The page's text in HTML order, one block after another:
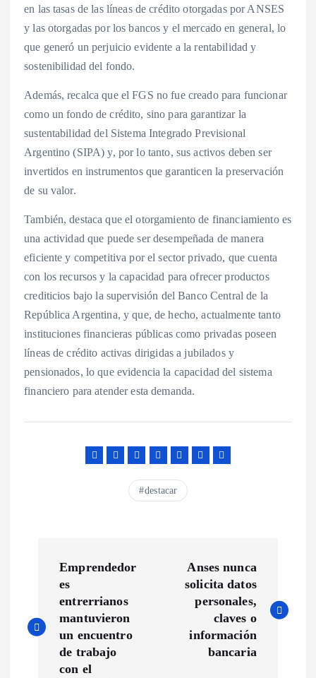
en las tasas de las líneas de crédito otorgadas por ANSES
y las otorgadas por los bancos y el mercado en general, lo
que generó un perjuicio evidente a la rentabilidad y
sostenibilidad del fondo.
Además, recalca que el FGS no fue creado para funcionar
como un fondo de crédito, sino para garantizar la
sustentabilidad del Sistema Integrado Previsional
Argentino (SIPA) y, por lo tanto, sus activos deben ser
invertidos en instrumentos que garanticen la preservación
de su valor.
También, destaca que el otorgamiento de financiamiento es
una actividad que puede ser desempeñada de manera
eficiente y competitiva por el sector privado, que cuenta
con los recursos y la capacidad para ofrecer productos
crediticios bajo la supervisión del Banco Central de la
República Argentina, y que, de hecho, actualmente tanto
instituciones financieras públicas como privadas poseen
líneas de crédito activas dirigidas a jubilados y
pensionados, lo que evidencia la capacidad del sistema
financiero para atender esta demanda.
destacar
v
Emprendedor
es
entrerrianos
mantuvieron
un encuentro
de trabajo
con el
Anses nunca
solicita datos
personales,
claves o
información
bancaria